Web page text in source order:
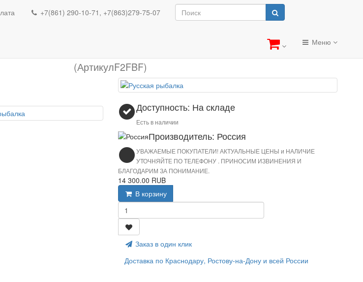
+7(861) 290-10-71, +7(863)279-75-07
Меню
Подарочные книги Русская рыбалка
(АртикулF2FBF)
Доступность: На складе
Есть в наличии
Производитель: Россия
УВАЖАЕМЫЕ ПОКУПАТЕЛИ! АКТУАЛЬНЫЕ ЦЕНЫ и НАЛИЧИЕ
УТОЧНЯЙТЕ ПО ТЕЛЕФОНУ . ПРИНОСИМ ИЗВИНЕНИЯ И
БЛАГОДАРИМ ЗА ПОНИМАНИЕ.
14 300.00 RUB
В корзину
Заказ в один клик
Доставка по Краснодару, Ростову-на-Дону и всей России